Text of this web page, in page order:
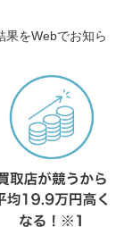
果をWebでお知ら